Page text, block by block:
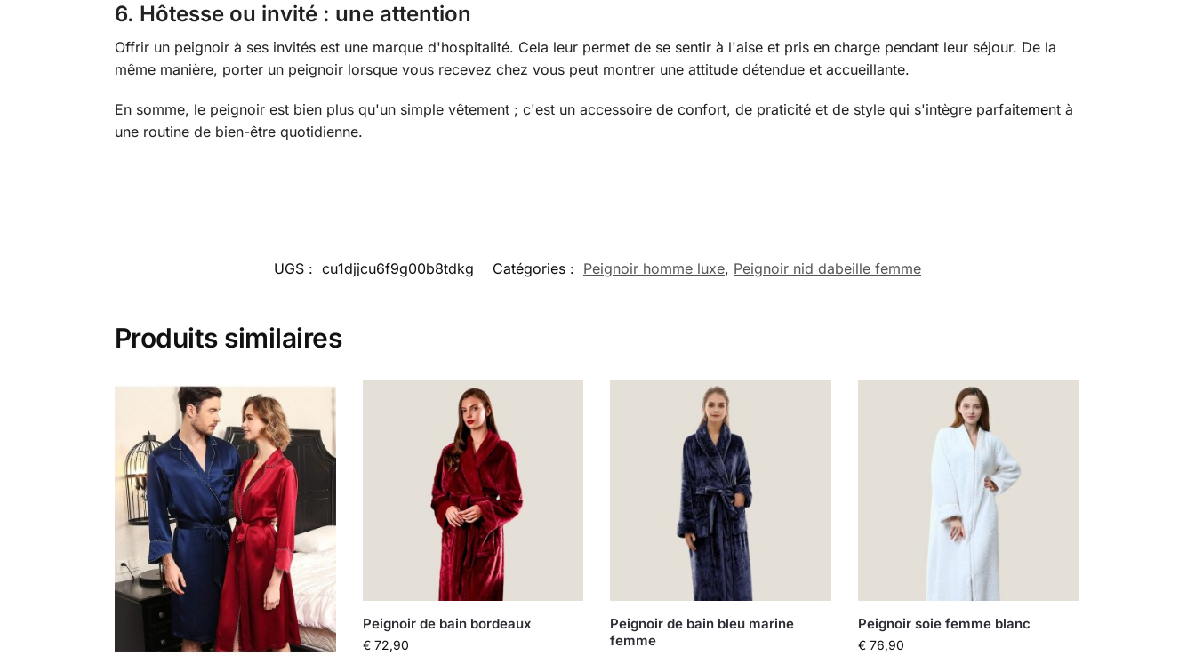
6. Hôtesse ou invité : une attention
Offrir un peignoir à ses invités est une marque d'hospitalité. Cela leur permet de se sentir à l'aise et pris en charge pendant leur séjour. De la
même manière, porter un peignoir lorsque vous recevez chez vous peut montrer une attitude détendue et accueillante.
En somme, le peignoir est bien plus qu'un simple vêtement ; c'est un accessoire de confort, de praticité et de style qui s'intègre parfaitement à
une routine de bien-être quotidienne.
UGS : cu1djjcu6f9g00b8tdkg Catégories : Peignoir homme luxe, Peignoir nid dabeille femme
Produits similaires
Peignoir de bain bordeaux
€72,90
Peignoir de bain bleu marine
femme
Peignoir soie femme blanc
€ 76,90